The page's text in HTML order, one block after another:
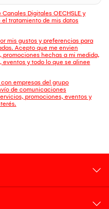
Digitales OECHSLE y
tratamiento de mis datos
mis gustos y preferencias para
Acepto que me envien
hechas a mi medida,
y todo lo que se alinee
empresas del grupo
de comunicaciones
promociones, eventos y